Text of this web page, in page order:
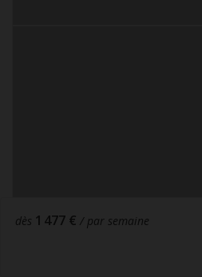
dès 1 477 € / par semaine